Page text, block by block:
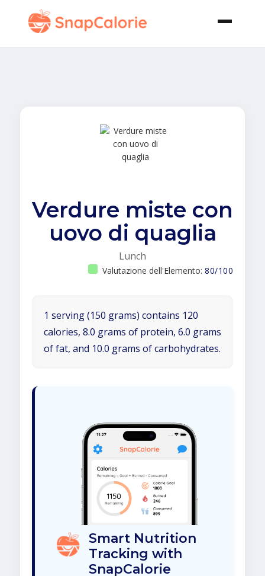
Verdure miste con
uovo di quaglia
Lunch
Valutazione dell'Elemento: 80/100
1 serving (150 grams) contains 120
calories, 8.0 grams of protein, 6.0 grams
of fat, and 10.0 grams of carbohydrates.
Smart Nutrition
Tracking with
SnapCalorie